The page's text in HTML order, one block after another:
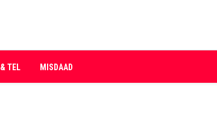
TEL MISDAAD